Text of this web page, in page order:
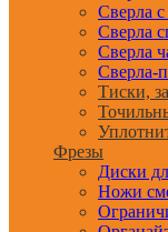
Сверла
Сверла
Сверла
Сверла-
Тиски,
Фрезы
Диски
Ножи